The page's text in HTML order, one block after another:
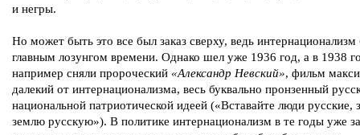
и негры.
Но может быть это все был заказ сверху, ведь интернационализм
главным лозунгом времени. Однако шел уже 1936 год, а в 1938
например сняли пророческий «Александр Невский», фильм
далекий от интернационализма, весь буквально пронзенный
национальной патриотической идеей («Вставайте люди русские,
землю русскую»). В политике интернационализм в те годы уже